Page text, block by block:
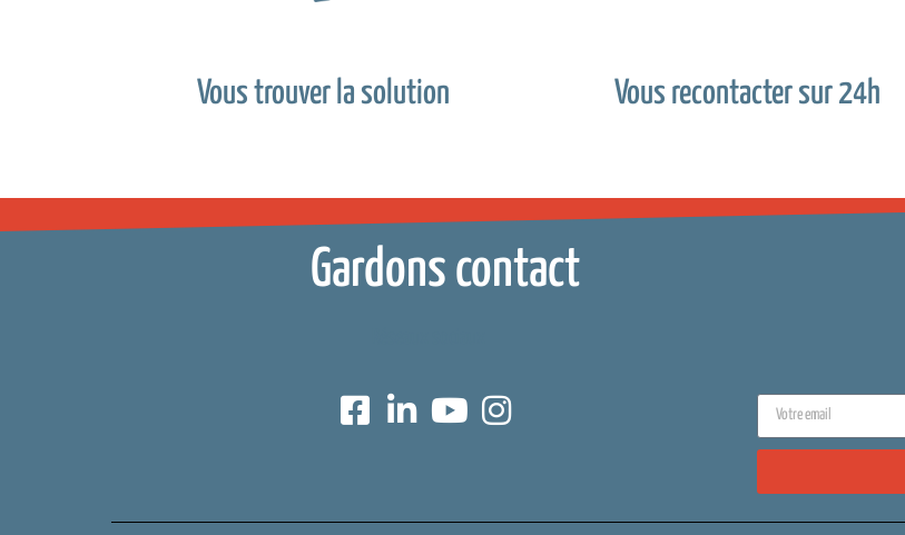
Vous trouver la solution Vous recontacter sur 24h
Gardons contact